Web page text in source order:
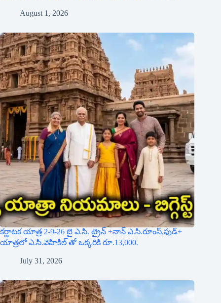
August 1, 2026
కర్ణాటక యాత్ర 2-9-26 బై ఎ.సి. ట్రైన్ +నాన్ ఎ.సి.రూంస్,ఫుడ్+
యాత్రలో ఎ.సి.వెహికిల్ తో ఒక్కరికి రూ.13,000.
July 31, 2026